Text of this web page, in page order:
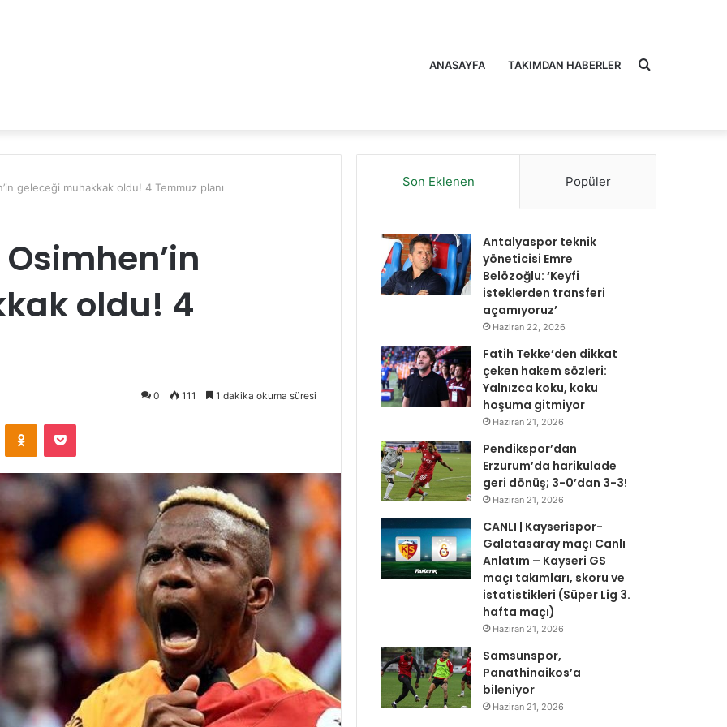
ANASAYFA TAKIMDAN HABERLER Arama
geleceği muhakkak oldu! 4 Temmuz planı
oldu! 4
0 111 1 dakika okuma süresi
Odnoklassniki
Pocket
Son Eklenen Popüler
Antalyaspor teknik
yöneticisi Emre
Belözoğlu: ‘Keyfi
isteklerden transferi
açamıyoruz’
Haziran 22, 2026
Fatih Tekke’den dikkat
çeken hakem sözleri:
Yalnızca koku, koku
hoşuma gitmiyor
Haziran 21, 2026
Pendikspor’dan
Erzurum’da harikulade
geri dönüş; 3-0’dan 3-3!
Haziran 21, 2026
CANLI | Kayserispor-
Galatasaray maçı Canlı
Anlatım – Kayseri GS
maçı takımları, skoru ve
istatistikleri (Süper Lig 3.
hafta maçı)
Haziran 21, 2026
Samsunspor,
Panathinaikos’a
bileniyor
Haziran 21, 2026